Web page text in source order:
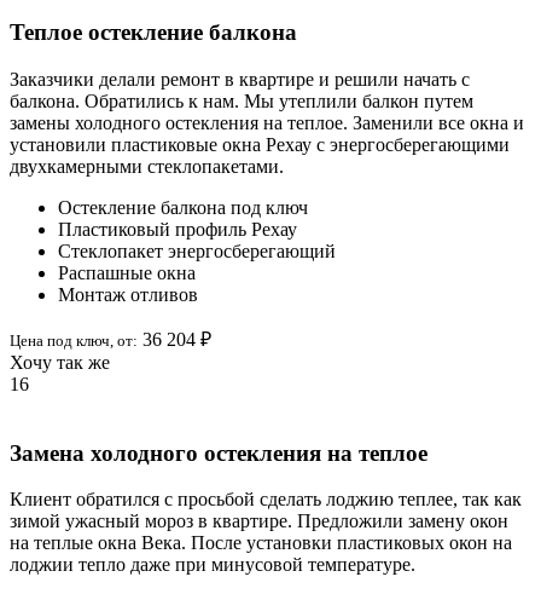
Теплое остекление балкона
Заказчики делали ремонт в квартире и решили начать с
балкона. Обратились к нам. Мы утеплили балкон путем
замены холодного остекления на теплое. Заменили все окна и
установили пластиковые окна Рехау с энергосберегающими
двухкамерными стеклопакетами.
Остекление балкона под ключ
Пластиковый профиль Рехау
Стеклопакет энергосберегающий
Распашные окна
Монтаж отливов
Цена под ключ, от: 36 204 ₽
Хочу так же
16
Замена холодного остекления на теплое
Клиент обратился с просьбой сделать лоджию теплее, так как
зимой ужасный мороз в квартире. Предложили замену окон
на теплые окна Века. После установки пластиковых окон на
лоджии тепло даже при минусовой температуре.